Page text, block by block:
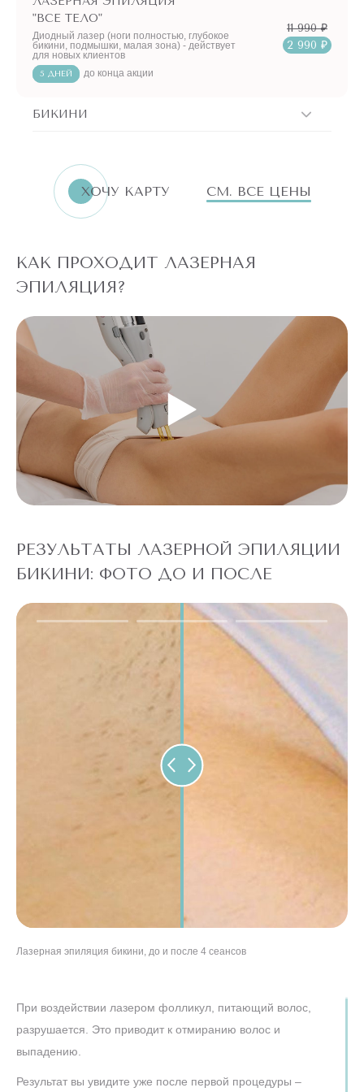
"ВСЕ ТЕЛО"
Диодный лазер (ноги полностью, глубокое
бикини, подмышки, малая зона) - действует
для новых клиентов
5 ДНЕЙ до конца акции
11 990 ₽
2 990 ₽
БИКИНИ
ХОЧУ КАРТУ СМ. ВСЕ ЦЕНЫ
КАК ПРОХОДИТ ЛАЗЕРНАЯ
ЭПИЛЯЦИЯ?
РЕЗУЛЬТАТЫ ЛАЗЕРНОЙ ЭПИЛЯЦИИ
БИКИНИ: ФОТО ДО И ПОСЛЕ
Лазерная эпиляция бикини, до и после 4 сеансов
Эпиляция бикини лазером, до и после 5 сеансов
Александритовая эпиляция бикини, до и после 4 сеансов
При воздействии лазером фолликул, питающий волос,
разрушается. Это приводит к отмиранию волос и
выпадению.
Результат вы увидите уже после первой процедуры –